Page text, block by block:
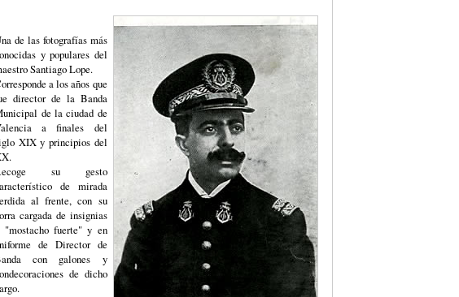
de las fotografías más
y populares del
Santiago Lope.
a los años que
director de la Banda
de la ciudad de
a finales del
XIX y principios del
su gesto
de mirada
al frente, con su
cargada de insignias
"mostacho fuerte" y en
de Director de
con galones y
de dicho